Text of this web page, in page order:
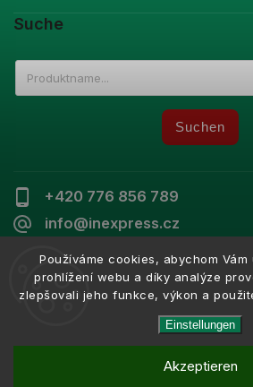
Používáme cookies, abychom
prohlížení webu a díky analýze
zlepšovali jeho funkce, výkon a
Einstellungen
Akzeptieren
+420 776 856 789
info@inexpress.cz
Suche
Suchen
Copyright 2026 Inexpress. Alle
VytvořilShoptet| Design